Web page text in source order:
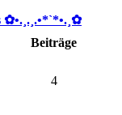
•.¸.¸.•*`*•.¸✿
Beiträge
4